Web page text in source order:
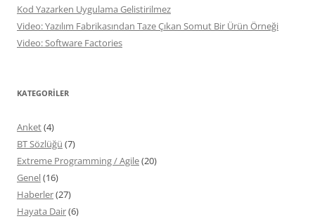
Kod Yazarken Uygulama Gelistirilmez
Video: Yazılım Fabrikasından Taze Çıkan Somut Bir Ürün Örneği
Video: Software Factories
KATEGORILER
Anket(4)
BT Sözlüğü (7)
Extreme Programming / Agile(20)
Genel(16)
Haberler(27)
Hayata Dair(6)